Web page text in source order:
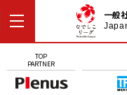
一般
TOP
PARTNER